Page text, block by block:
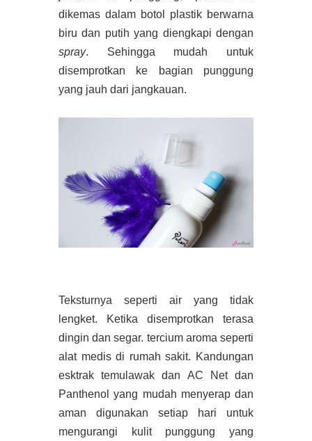
dikemas dalam botol plastik berwarna
biru dan putih yang diengkapi dengan
spray. Sehingga mudah untuk
disemprotkan ke bagian punggung
yang jauh dari jangkauan.
Teksturnya seperti air yang tidak
lengket. Ketika disemprotkan terasa
dingin dan segar. tercium aroma seperti
alat medis di rumah sakit. Kandungan
esktrak temulawak dan AC Net dan
Panthenol yang mudah menyerap dan
aman digunakan setiap hari untuk
mengurangi kulit punggung yang